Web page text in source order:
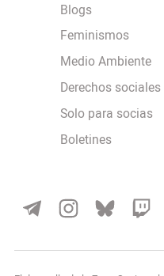
Blogs
Feminismos
Medio Ambiente
Derechos sociales
Solo para socias
Boletines